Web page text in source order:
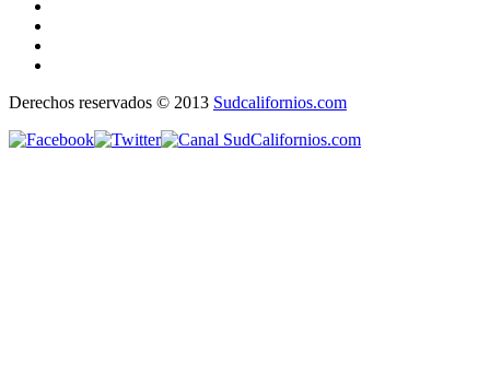
Derechos reservados © 2013 Sudcalifornios.com